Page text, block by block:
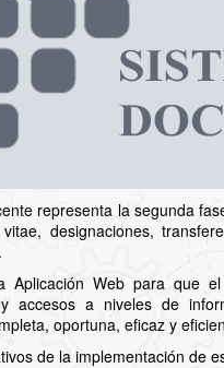
representa la segunda
designaciones,
Aplicación Web para que
y accesos a niveles de
oportuna, eficaz y
de la implementación de